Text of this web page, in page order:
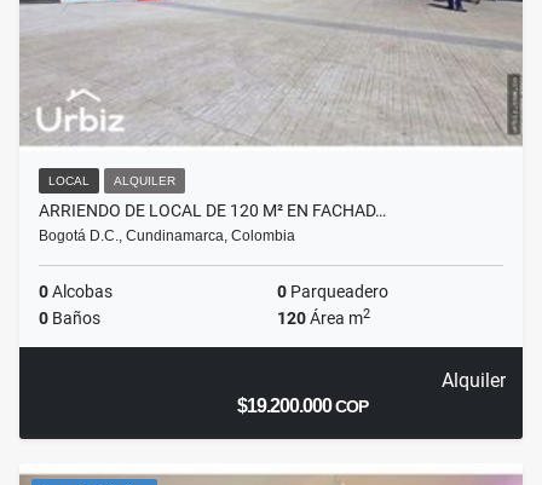
LOCAL ALQUILER
ARRIENDO DE LOCAL DE 120 M² EN FACHAD…
Bogotá D.C., Cundinamarca, Colombia
0Alcobas 0 Parqueadero
0 Baños 120Área m2
Alquiler
$19.200.000COP